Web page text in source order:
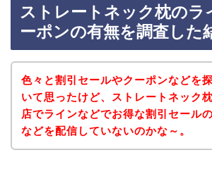
ストレートネック枕のラ
ーポンの有無を調査した
色々と割引セールやクーポンなどを
いて思ったけど、ストレートネック
店でラインなどでお得な割引セール
などを配信していないのかな～。